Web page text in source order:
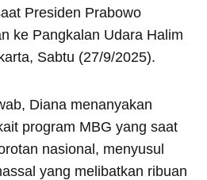
Presiden Prabowo
ke Pangkalan Udara Halim
Sabtu (27/9/2025).
Diana menanyakan
program MBG yang saat
nasional, menyusul
yang melibatkan ribuan